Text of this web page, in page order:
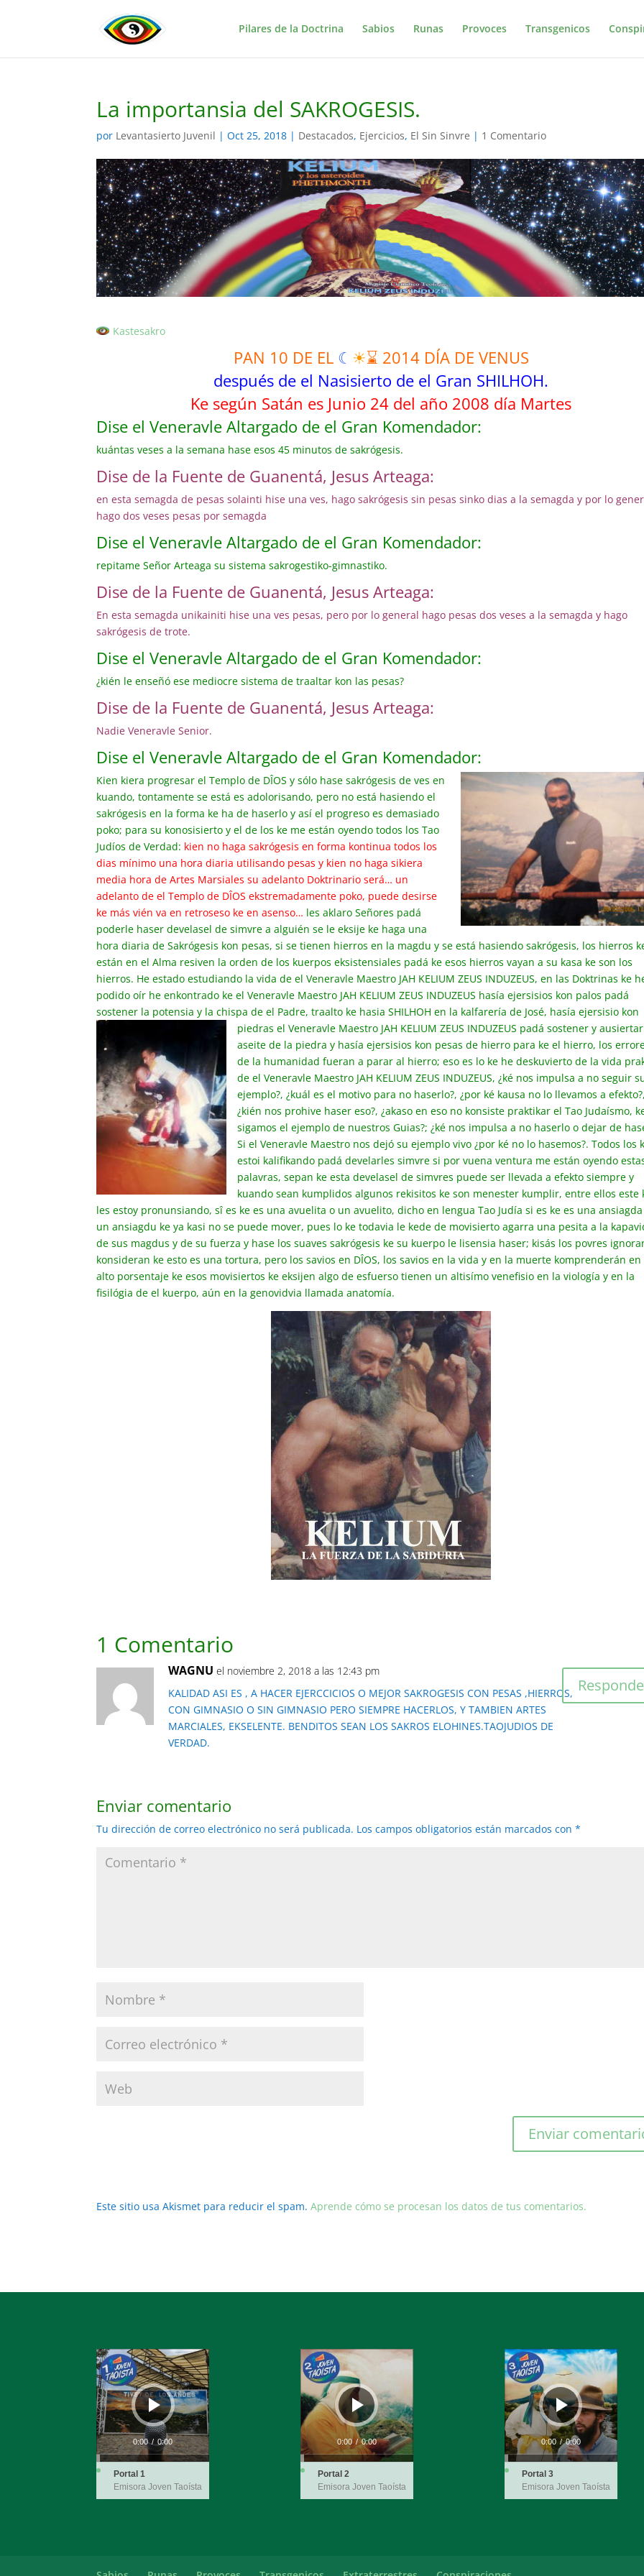
Pilares de la Doctrina Sabios Runas Provoces Transgenicos
La importansia del SAKROGESIS.
por Levantasierto Juvenil |Oct 25, 2018 | Destacados, Ejercicios, El Sin Sinvre | 1 Comentario
Kastesakro
PAN 10 DE EL ☾ ☀⌛ 2014 DÍA DE VENUS
después de el Nasisierto de el Gran SHILHOH.
Ke según Satán es Junio 24 del año 2008 día Martes
Dise el Veneravle Altargado de el Gran Komendador:
kuántas veses a la semana hase esos 45 minutos de sakrógesis.
Dise de la Fuente de Guanentá, Jesus Arteaga:
en esta semagda de pesas solainti hise una ves, hago sakrógesis sin pesas sinko dias a la semagda y por lo
hago dos veses pesas por semagda
Dise el Veneravle Altargado de el Gran Komendador:
repitame Señor Arteaga su sistema sakrogestiko-gimnastiko.
Dise de la Fuente de Guanentá, Jesus Arteaga:
En esta semagda unikainiti hise una ves pesas, pero por lo general hago pesas dos veses a la semagda y hago
sakrógesis de trote.
Dise el Veneravle Altargado de el Gran Komendador:
¿kién le enseñó ese mediocre sistema de traaltar kon las pesas?
Dise de la Fuente de Guanentá, Jesus Arteaga:
Nadie Veneravle Senior.
Dise el Veneravle Altargado de el Gran Komendador:
Kien kiera progresar el Templo de DÎOS y sólo hase sakrógesis de ves en
kuando, tontamente se está es adolorisando, pero no está hasiendo el
sakrógesis en la forma ke ha de haserlo y así el progreso es demasiado
poko; para su konosisierto y el de los ke me están oyendo todos los Tao
Judíos de Verdad: kien no haga sakrógesis en forma kontinua todos los
dias mínimo una hora diaria utilisando pesas y kien no haga sikiera
media hora de Artes Marsiales su adelanto Doktrinario será… un
adelanto de el Templo de DÎOS ekstremadamente poko, puede desirse
ke más vién va en retroseso ke en asenso… les aklaro Señores padá
poderle haser develasel de simvre a alguién se le eksije ke haga una
hora diaria de Sakrógesis kon pesas, si se tienen hierros en la magdu y se está hasiendo sakrógesis, los hierros
están en el Alma resiven la orden de los kuerpos eksistensiales padá ke esos hierros vayan a su kasa ke son los
hierros. He estado estudiando la vida de el Veneravle Maestro JAH KELIUM ZEUS INDUZEUS, en las Doktrinas ke
podido oír he enkontrado ke el Veneravle Maestro JAH KELIUM ZEUS INDUZEUS hasía ejersisios kon palos padá
sostener la potensia y la chispa de el Padre, traalto ke hasia SHILHOH en la kalfarería de José, hasía ejersisio kon
piedras el Veneravle Maestro JAH KELIUM ZEUS INDUZEUS padá sostener y
aseite de la piedra y hasía ejersisios kon pesas de hierro para ke el hierro, los
de la humanidad fueran a parar al hierro; eso es lo ke he deskuvierto de la vida
de el Veneravle Maestro JAH KELIUM ZEUS INDUZEUS, ¿ké nos impulsa a no seguir
ejemplo?, ¿kuál es el motivo para no haserlo?, ¿por ké kausa no lo llevamos a
¿kién nos prohive haser eso?, ¿akaso en eso no konsiste praktikar el Tao Judaísmo,
sigamos el ejemplo de nuestros Guias?; ¿ké nos impulsa a no haserlo o dejar de
Si el Veneravle Maestro nos dejó su ejemplo vivo ¿por ké no lo hasemos?. Todos los
estoi kalifikando padá develarles simvre si por vuena ventura me están oyendo
palavras, sepan ke esta develasel de simvres puede ser llevada a efekto siempre y
kuando sean kumplidos algunos rekisitos ke son menester kumplir, entre ellos este
les estoy pronunsiando, sî es ke es una avuelita o un avuelito, dicho en lengua Tao Judía si es ke es una
un ansiagdu ke ya kasi no se puede mover, pues lo ke todavia le kede de movisierto agarra una pesita a la
de sus magdus y de su fuerza y hase los suaves sakrógesis ke su kuerpo le lisensia haser; kisás los povres
konsideran ke esto es una tortura, pero los savios en DÎOS, los savios en la vida y en la muerte komprenderán
alto porsentaje ke esos movisiertos ke eksijen algo de esfuerso tienen un altisímo venefisio en la viología y en la
fisilógia de el kuerpo, aún en la genovidvia llamada anatomía.
1 Comentario
WAGNU el noviembre 2, 2018 a las 12:43 pm
KALIDAD ASI ES , A HACER EJERCCICIOS O MEJOR SAKROGESIS CON PESAS ,HIERROS,
CON GIMNASIO O SIN GIMNASIO PERO SIEMPRE HACERLOS, Y TAMBIEN ARTES
MARCIALES, EKSELENTE. BENDITOS SEAN LOS SAKROS ELOHINES.TAOJUDIOS DE
VERDAD.
Enviar comentario
Tu dirección de correo electrónico no será publicada. Los campos obligatorios están marcados con*
Este sitio usa Akismet para reducir el spam.Aprende cómo se procesan los datos de tus comentarios.
Reproductor
de
audio
0:00 / 0:00
Portal 1
Emisora Joven Taoísta
Reproductor
de
audio
0:00 / 0:00
Portal 2
Emisora Joven Taoísta
Reproductor
de
audio
0:00 / 0:00
Portal 3
Emisora Joven Taoísta